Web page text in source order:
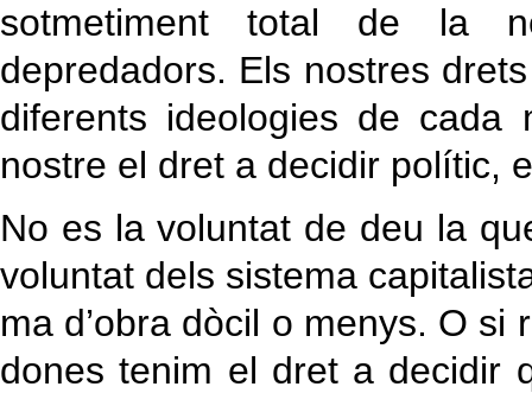
sotmetiment total de la
depredadors. Els nostres
diferents ideologies de
nostre el dret a decidir polític,
No es la voluntat de deu la
voluntat dels sistema
ma d’obra dòcil o menys. O
dones tenim el dret a decidir